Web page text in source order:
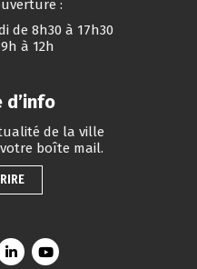
:
de 8h30 à 17h30
à 12h
d’info
de la ville
boîte mail.
compte Facebook
vers le compte Instagram
Lien vers le compte Linkedin
Lien vers la chaîne